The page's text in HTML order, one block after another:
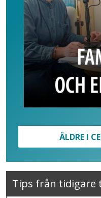
ÄLDRE I
Tips från tidigare